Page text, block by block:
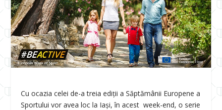
Cu ocazia celei de-a treia ediții a Săptămânii Europene a
Sportului vor avea loc la Iași, în acest week-end, o serie